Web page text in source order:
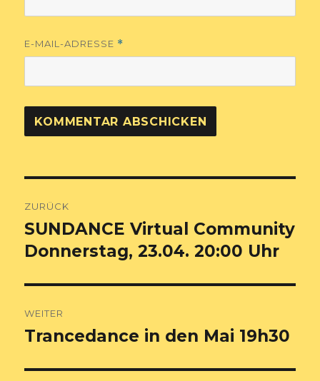
E-MAIL-ADRESSE *
ZURÜCK
Vorheriger
Beitrag:
SUNDANCE Virtual Community
Donnerstag, 23.04. 20:00 Uhr
WEITER
Nächster
Trancedance in den Mai 19h30